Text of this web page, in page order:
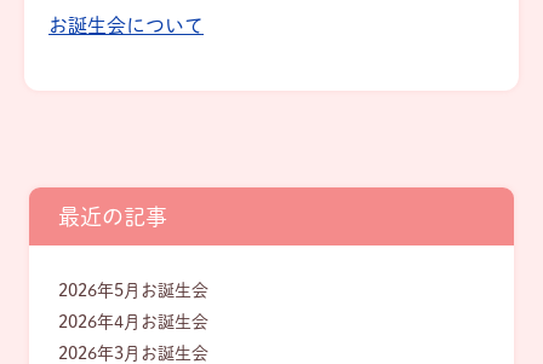
お誕生会について
最近の記事
2026年5月お誕生会
2026年4月お誕生会
2026年3月お誕生会